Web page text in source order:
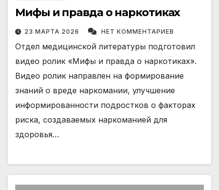
Мифы и правда о наркотиках
23 МАРТА 2026 НЕТ КОММЕНТАРИЕВ
Отдел медицинской литературы подготовил
видео ролик «Мифы и правда о наркотиках».
Видео ролик направлен на формирование
знаний о вреде наркомании, улучшение
информированности подростков о факторах
риска, создаваемых наркоманией для
здоровья…